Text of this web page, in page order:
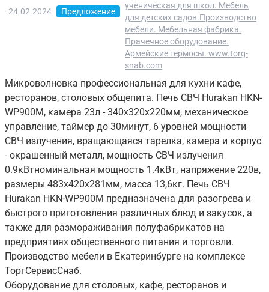
24.02.2024 Предложение
ученическая для школ. Мебель
для детских садов.Производство
мебели. Мебельная фабрика.
Прачечное оборудование.
Армейские термосы. www.torg-
snab.com
Микроволновка профессиональная для кухни кафе,
ресторанов, столовых общепита. Печь СВЧ Hurakan HKN-
WP900M, камера 23л - 340х320х220мм, механическое
управление, таймер до 30минут, 6 уровней мощности
СВЧ излучения, вращающаяся тарелка, камера и корпус
- окрашенный металл, мощность СВЧ излучения
0.9кВтноминальная мощность 1.4кВт, напряжение 220в,
размеры 483х420х281мм, масса 13,6кг. Печь СВЧ
Hurakan HKN-WP900M предназначена для разогрева и
быстрого приготовления различных блюд и закусок, а
также для размораживания полуфабрикатов на
предприятиях общественного питания и торговли.
Производство мебели в Екатеринбурге на комплексе
ТоргСервисСнаб.
Оборудование для столовых, кафе, ресторанов и